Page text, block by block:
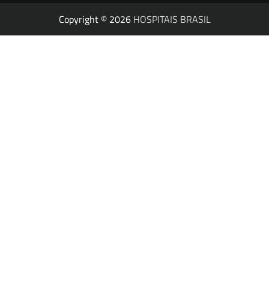
Copyright © 2026 HOSPITAIS BRASIL